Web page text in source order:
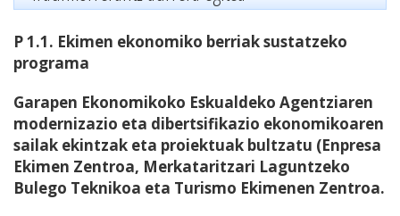
P 1.1. Ekimen ekonomiko berriak sustatzeko
programa
Garapen Ekonomikoko Eskualdeko Agentziaren
modernizazio eta dibertsifikazio ekonomikoaren
sailak ekintzak eta proiektuak bultzatu (Enpresa
Ekimen Zentroa, Merkataritzari Laguntzeko
Bulego Teknikoa eta Turismo Ekimenen Zentroa.